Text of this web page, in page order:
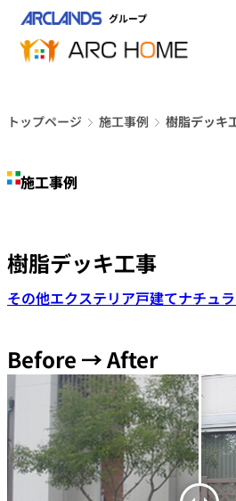
ッ
アークホームについて
施工事例
店舗案内
会社情報
よくあるご質問
サイトマップ
採用情報はこちら
営業時間は
平日9時から18時までと
電話をかける
トップページ 施工事例 樹脂デッキ
施工事例
樹脂デッキ工事
その他エクステリア戸建てナチュ
Before → After